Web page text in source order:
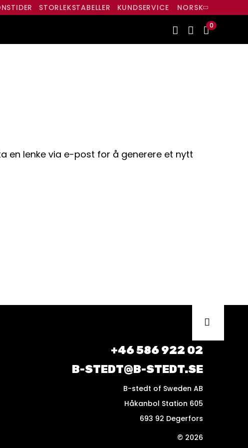
STORLEKSTABELLER KUNDSERVICE NORSK
0
en lenke via e-post for å generere et nytt
+46 586 922 02
B-STEDT@B-STEDT.SE
B-stedt of Sweden AB
Håkanbol Station 605
693 92 Degerfors
© 2026